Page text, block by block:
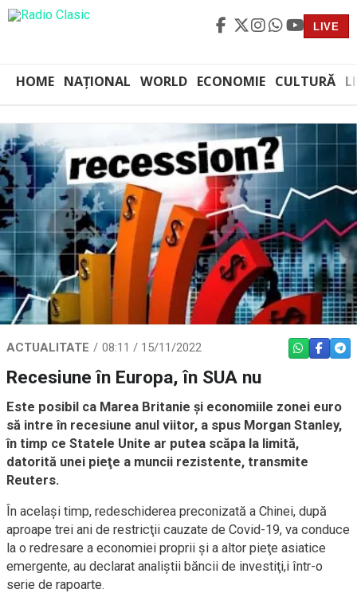
LIVE
HOME NAȚIONAL WORLD ECONOMIE CULTURĂ
ACTUALITATE 08:11 / 15/11/2022 WHATSAPP
Recesiune în Europa, în SUA nu
Este posibil ca Marea Britanie şi economiile zonei euro
să intre în recesiune anul viitor, a spus Morgan Stanley,
în timp ce Statele Unite ar putea scăpa la limită,
datorită unei pieţe a muncii rezistente, transmite
Reuters.
În acelaşi timp, redeschiderea preconizată a Chinei, după
aproape trei ani de restricţii cauzate de Covid-19, va conduce
la o redresare a economiei proprii şi a altor pieţe asiatice
emergente, au declarat analiştii băncii de investiţi,i într-o
serie de rapoarte.